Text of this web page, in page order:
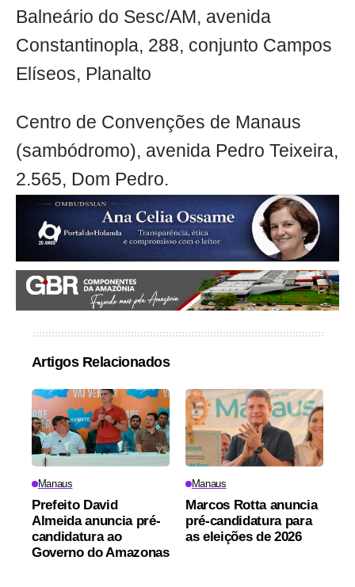
Balneário do Sesc/AM, avenida
Constantinopla, 288, conjunto Campos
Elíseos, Planalto
Centro de Convenções de Manaus
(sambódromo), avenida Pedro Teixeira,
2.565, Dom Pedro.
Artigos Relacionados
Manaus
Prefeito David
Almeida anuncia pré-
candidatura ao
Governo do Amazonas
Manaus
Marcos Rotta anuncia
pré-candidatura para
as eleições de 2026